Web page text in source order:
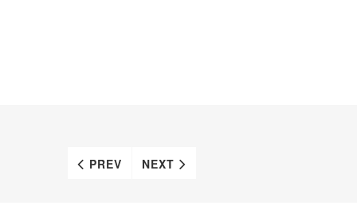
PREV NEXT